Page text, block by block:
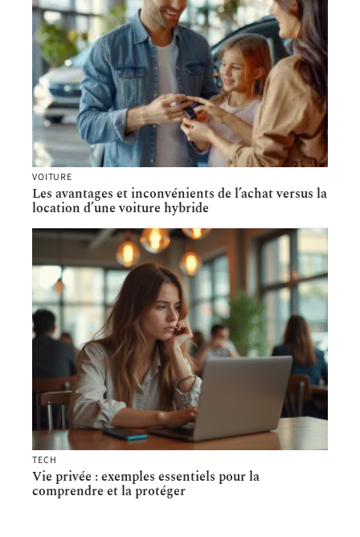
VOITURE
Les avantages et inconvénients de l’achat versus la
location d’une voiture hybride
TECH
Vie privée : exemples essentiels pour la
comprendre et la protéger